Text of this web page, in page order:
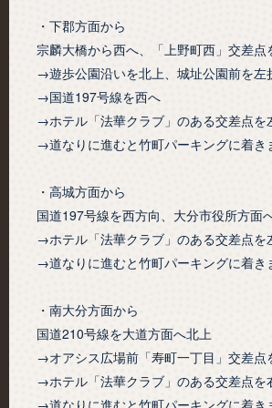
・下郡方面から
宗麟大橋から西へ、「上野町西」交差点
→遊歩公園沿いを北上、城址公園前を左
→国道197号線を西へ
→ホテル「法華クラブ」のある交差点を
→道なりに進むと竹町パーキングに着き
・高城方面から
国道197号線を西方向、大分市役所方面
→ホテル「法華クラブ」のある交差点を
→道なりに進むと竹町パーキングに着き
・南大分方面から
国道210号線を大道方面へ北上
→オアシス広場前「寿町一丁目」交差点
→ホテル「法華クラブ」のある交差点を